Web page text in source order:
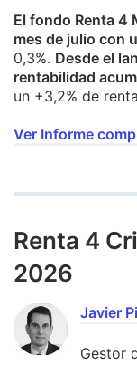
El fondo Renta 4
mes de julio con
0,3%. Desde el
rentabilidad
un +3,2% de
Ver Informe
Renta 4
2026
Javier
Gestor